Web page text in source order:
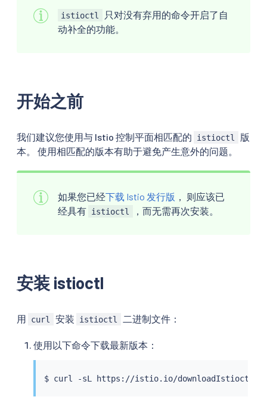
istioctl
只对没有弃用的命令开启了自
动补全的功能。
开始之前
我们建议您使用与 Istio 控制平面相匹配的 istioctl
版
本。 使用相匹配的版本有助于避免产生意外的问题。
如果您已经下载 Istio 发行版
， 则应该已
经具有 istioctl ，而无需再次安装。
安装 istioctl
用 curl 安装 istioctl 二进制文件：
使用以下命令下载最新版本：
$ curl -sL https://istio.io/downloadIstioctl